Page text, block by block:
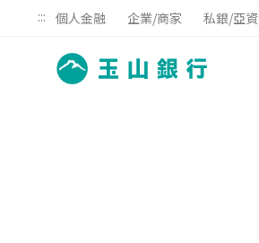
::: 個人金融 企業/商家 私銀/亞資